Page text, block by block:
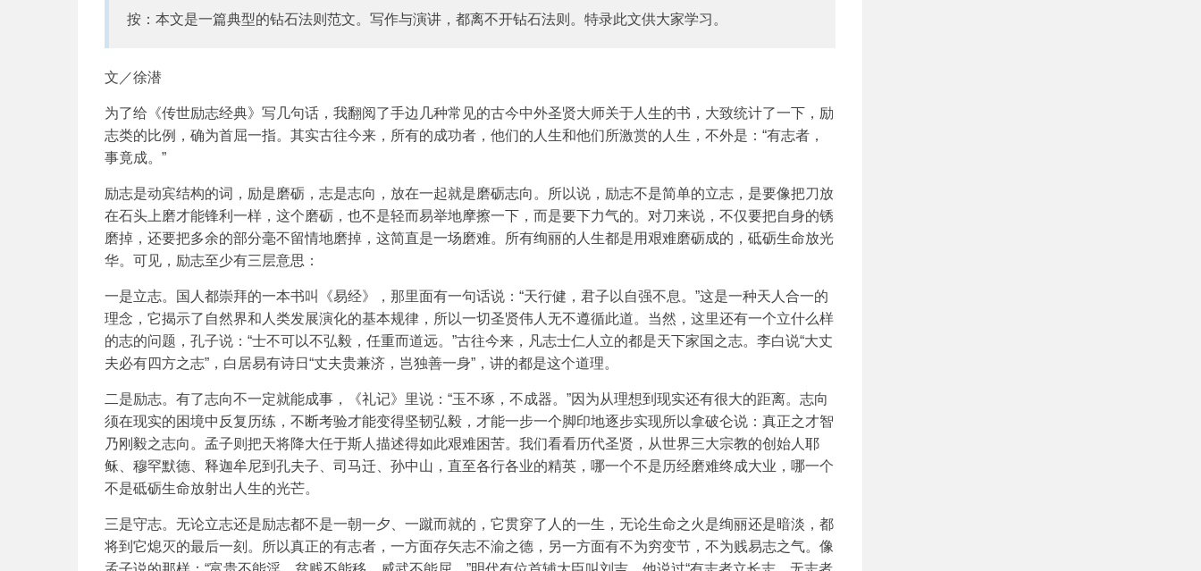
按：本文是一篇典型的钻石法则范文。写作与演讲，都离不开钻石法则。特录此文供大家学习。
文／徐潜
为了给《传世励志经典》写几句话，我翻阅了手边几种常见的古今中外圣贤大师关于人生的书，大致统计了一下，励
志类的比例，确为首屈一指。其实古往今来，所有的成功者，他们的人生和他们所激赏的人生，不外是：“有志者，
事竟成。”
励志是动宾结构的词，励是磨砺，志是志向，放在一起就是磨砺志向。所以说，励志不是简单的立志，是要像把刀放
在石头上磨才能锋利一样，这个磨砺，也不是轻而易举地摩擦一下，而是要下力气的。对刀来说，不仅要把自身的锈
磨掉，还要把多余的部分毫不留情地磨掉，这简直是一场磨难。所有绚丽的人生都是用艰难磨砺成的，砥砺生命放光
华。可见，励志至少有三层意思：
一是立志。国人都崇拜的一本书叫《易经》，那里面有一句话说：“天行健，君子以自强不息。”这是一种天人合一的
理念，它揭示了自然界和人类发展演化的基本规律，所以一切圣贤伟人无不遵循此道。当然，这里还有一个立什么样
的志的问题，孔子说：“士不可以不弘毅，任重而道远。”古往今来，凡志士仁人立的都是天下家国之志。李白说“大丈
夫必有四方之志”，白居易有诗日“丈夫贵兼济，岂独善一身”，讲的都是这个道理。
二是励志。有了志向不一定就能成事，《礼记》里说：“玉不琢，不成器。”因为从理想到现实还有很大的距离。志向
须在现实的困境中反复历练，不断考验才能变得坚韧弘毅，才能一步一个脚印地逐步实现所以拿破仑说：真正之才智
乃刚毅之志向。孟子则把天将降大任于斯人描述得如此艰难困苦。我们看看历代圣贤，从世界三大宗教的创始人耶
稣、穆罕默德、释迦牟尼到孔夫子、司马迁、孙中山，直至各行各业的精英，哪一个不是历经磨难终成大业，哪一个
不是砥砺生命放射出人生的光芒。
三是守志。无论立志还是励志都不是一朝一夕、一蹴而就的，它贯穿了人的一生，无论生命之火是绚丽还是暗淡，都
将到它熄灭的最后一刻。所以真正的有志者，一方面存矢志不渝之德，另一方面有不为穷变节，不为贱易志之气。像